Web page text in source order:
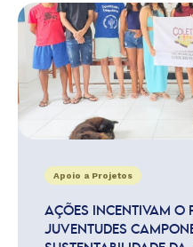
Apoio a Projetos
AÇÕES INCENTIVAM O
JUVENTUDES